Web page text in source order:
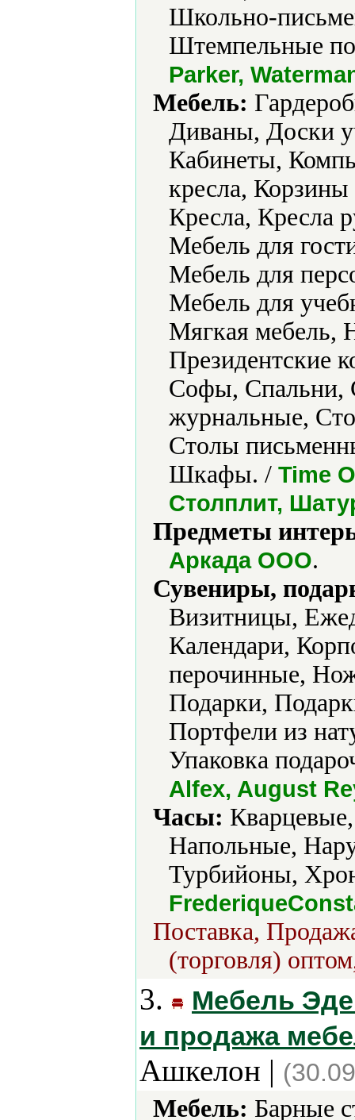
Школьно-
Штемпельные
Parker,
Мебель:
Диваны, Доски
Кабинеты,
кресла, Корзины
Кресла, Кресла
Мебель для
Мебель для
Мебель для
Мягкая мебель,
Президентские
Софы, Спальни,
журнальные,
Столы
Шкафы. / Time
Столплит,
Предметы
Аркада ООО.
Сувениры,
Визитницы,
Календари,
перочинные,
Подарки,
Портфели из
Упаковка
Alfex, August
Часы:
Напольные,
Турбийоны,
Поставка,
(торговля)
3.
Мебель
и продажа
Ашкелон |
Мебель: Барные